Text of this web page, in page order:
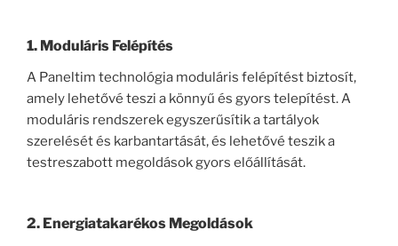
1. Moduláris Felépítés
A Paneltim technológia moduláris felépítést biztosít,
amely lehetővé teszi a könnyű és gyors telepítést. A
moduláris rendszerek egyszerűsítik a tartályok
szerelését és karbantartását, és lehetővé teszik a
testreszabott megoldások gyors előállítását.
2. Energiatakarékos Megoldások